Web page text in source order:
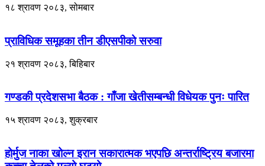
१८ श्रावण २०८३, सोमबार
प्राविधिक समूहका तीन डीएसपीको सरुवा
२१ श्रावण २०८३, बिहिबार
गण्डकी प्रदेशसभा बैठक : गाँजा खेतीसम्बन्धी विधेयक पुनः पारित
१५ श्रावण २०८३, शुक्रबार
होर्मुज नाका खोल्न इरान सकारात्मक भएपछि अन्तर्राष्ट्रिय बजारमा